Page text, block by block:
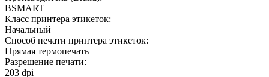
BSMART
Класс принтера этикеток:
Начальный
Способ печати принтера этикеток:
Прямая термопечать
Разрешение печати:
203 dpi